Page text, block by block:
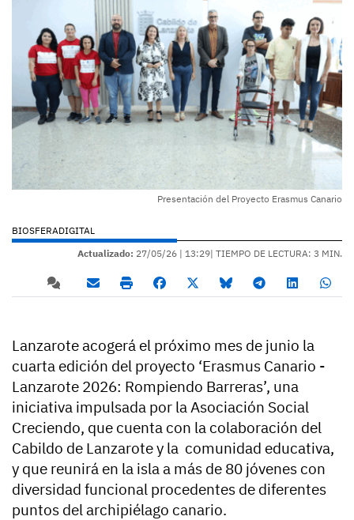
Presentación del Proyecto Erasmus Canario
BIOSFERADIGITAL
Actualizado: 27/05/26 | 13:29| TIEMPO DE LECTURA: 3 MIN.
Lanzarote acogerá el próximo mes de junio la
cuarta edición del proyecto ‘Erasmus Canario -
Lanzarote 2026: Rompiendo Barreras’, una
iniciativa impulsada por la Asociación Social
Creciendo, que cuenta con la colaboración del
Cabildo de Lanzarote y la comunidad educativa,
y que reunirá en la isla a más de 80 jóvenes con
diversidad funcional procedentes de diferentes
puntos del archipiélago canario.